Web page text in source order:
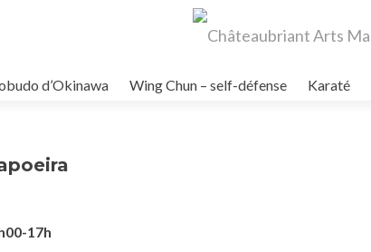
d’Okinawa Wing Chun – self-défense Karaté
17h